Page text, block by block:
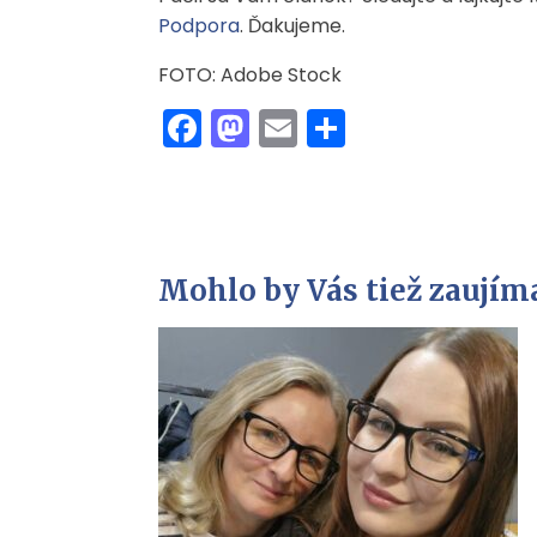
Podpora. Ďakujeme.
FOTO: Adobe Stock
Facebook
Mastodon
Email
Mohlo by Vás tiež